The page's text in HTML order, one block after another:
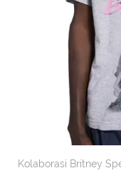
Kolaborasi Britney